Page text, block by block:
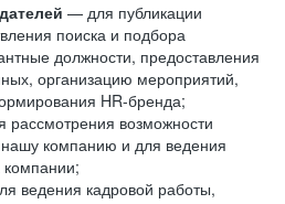
— для публикации
поиска и подбора
должности, предоставления
организацию мероприятий,
HR-бренда;
рассмотрения возможности
нашу компанию и для ведения
компании;
ведения кадровой работы,